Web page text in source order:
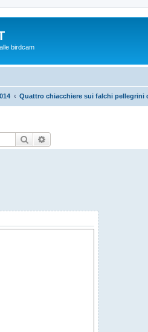
birdcam
Quattro chiacchiere sui falchi pellegrini
Cerca